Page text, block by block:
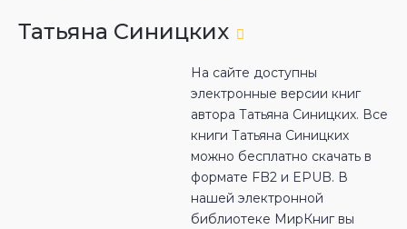
Татьяна Синицких
На сайте доступны
электронные версии книг
автора Татьяна Синицких. Все
книги Татьяна Синицких
можно бесплатно скачать в
формате FB2 и EPUB. В
нашей электронной
библиотеке МирКниг вы